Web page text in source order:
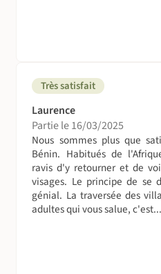
généralement dans les
généralement de viande
et des légumes comme les
saveur et la reconnaissance
sauces qui accompagnent et
EAU :
Vous aurez soit la
bouteille, soit de remplir
rencontrés en chemin. Il est
Très satisfait
Laurence
Partie le 16/03/2025
Nous sommes plus que
Bénin. Habitués de
ravis d'y retourner et de
visages. Le principe de se
génial. La traversée des
adultes qui vous salue, c'est...